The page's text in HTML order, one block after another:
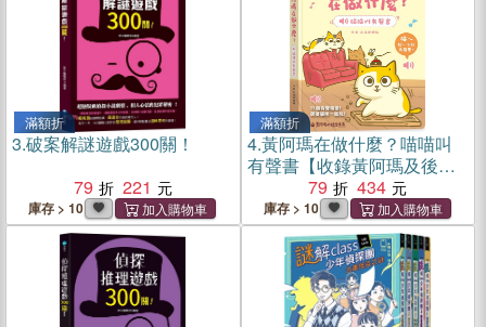
滿額折
3.破案解謎遊戲300關！
79
221
庫存 > 10
滿額折
4.黃阿瑪在做什麼？喵喵叫
有聲書【收錄黃阿瑪及後宮
貓咪的真實喵叫聲】
79 434
庫存 > 10